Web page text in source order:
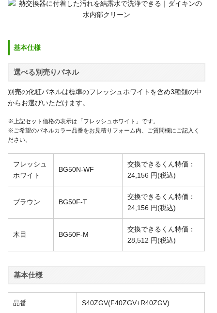
基本仕様
選べる別売りパネル
別売の化粧パネルは標準のフレッシュホワイトを含め3種類の中
からお選びいただけます。
※上記セット価格の表示は「フレッシュホワイト」です。
※ご希望のパネルカラー品番をお見積りフォーム内、ご質問欄にご記入く
ださい。
フレッシュ
ホワイト
BG50N-WF
交換できるくん特価：
24,156 円(税込)
ブラウン BG50F-T
交換できるくん特価：
24,156 円(税込)
木目 BG50F-M
交換できるくん特価：
28,512 円(税込)
基本仕様
品番 S40ZGV(F40ZGV+R40ZGV)